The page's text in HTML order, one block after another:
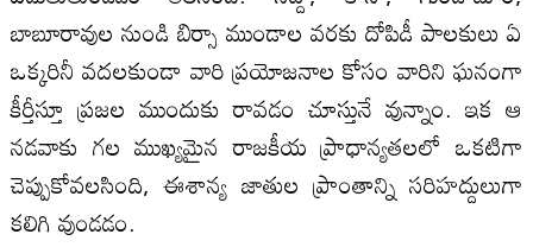
బాబూరావుల నుండి బిర్సా ముండాల వరకు దోపిడీ పాలకులు ఏ
ఒక్కరినీ వదలకుండా వారి ప్రయోజనాల కోసం వారిని ఘనంగా
కీర్తీస్తూ ప్రజల ముందుకు రావడం చూస్తునే వున్నాం. ఇక ఆ
నడవాకు గల ముఖ్యమైన రాజకీయ ప్రాధాన్యతలలో ఒకటిగా
చెప్పుకోవలసింది, ఈశాన్య జాతుల ప్రాంతాన్ని సరిహద్దులుగా
కలిగి వుండడం.